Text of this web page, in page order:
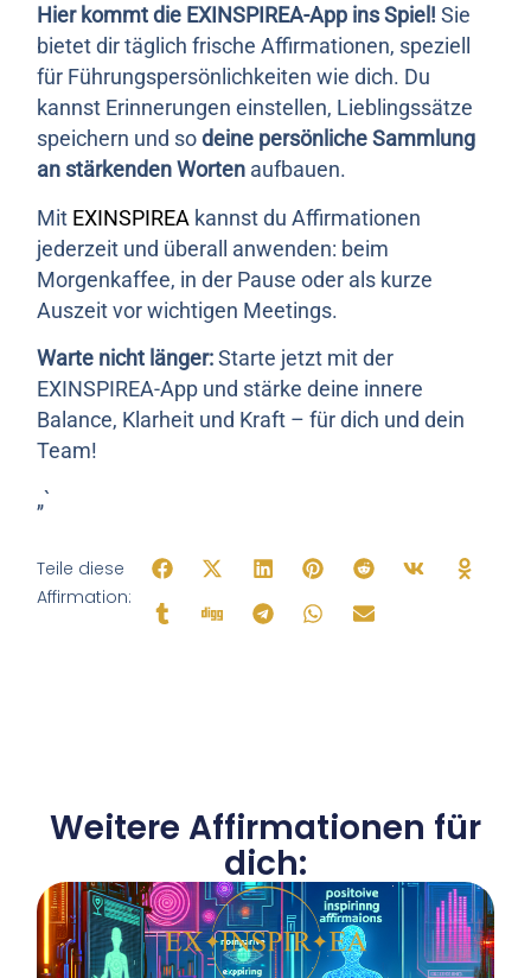
Hier kommt die EXINSPIREA-App ins Spiel! Sie
bietet dir täglich frische Affirmationen, speziell
für Führungspersönlichkeiten wie dich. Du
kannst Erinnerungen einstellen, Lieblingssätze
speichern und sodeine persönliche Sammlung
an stärkenden Worten aufbauen.
Mit EXINSPIREA kannst du Affirmationen
jederzeit und überall anwenden: beim
Morgenkaffee, in der Pause oder als kurze
Auszeit vor wichtigen Meetings.
Warte nicht länger: Starte jetzt mit der
EXINSPIREA-App und stärke deine innere
Balance, Klarheit und Kraft – für dich und dein
Team!
„`
Teile diese
Affirmation:
Weitere Affirmationen für
dich: